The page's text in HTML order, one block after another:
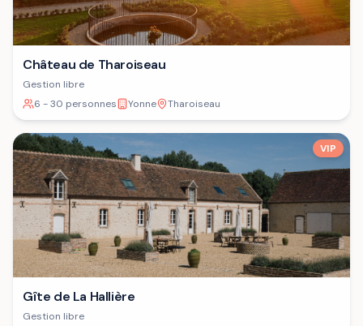
Château de Tharoiseau
Gestion libre
6 - 30 personnes
Yonne Tharoiseau
VIP
Gîte de La Hallière
Gestion libre